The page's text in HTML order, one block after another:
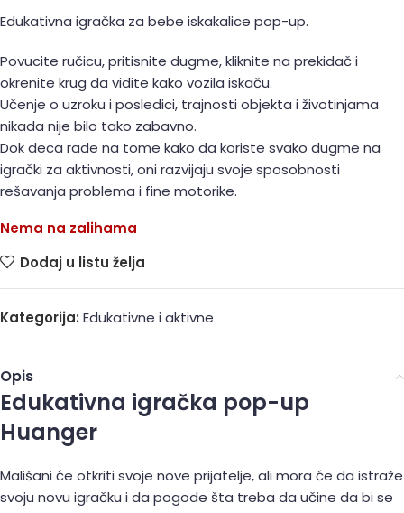
Edukativna igračka za bebe iskakalice pop-up.
Povucite ručicu, pritisnite dugme, kliknite na prekidač i
okrenite krug da vidite kako vozila iskaču.
Učenje o uzroku i posledici, trajnosti objekta i životinjama
nikada nije bilo tako zabavno.
Dok deca rade na tome kako da koriste svako dugme na
igrački za aktivnosti, oni razvijaju svoje sposobnosti
rešavanja problema i fine motorike.
Nema na zalihama
Dodaj u listu želja
Kategorija: Edukativne i aktivne
Opis
Edukativna igračka pop-up
Huanger
Mališani će otkriti svoje nove prijatelje, ali mora će da istraže
svoju novu igračku i da pogode šta treba da učine da bi se